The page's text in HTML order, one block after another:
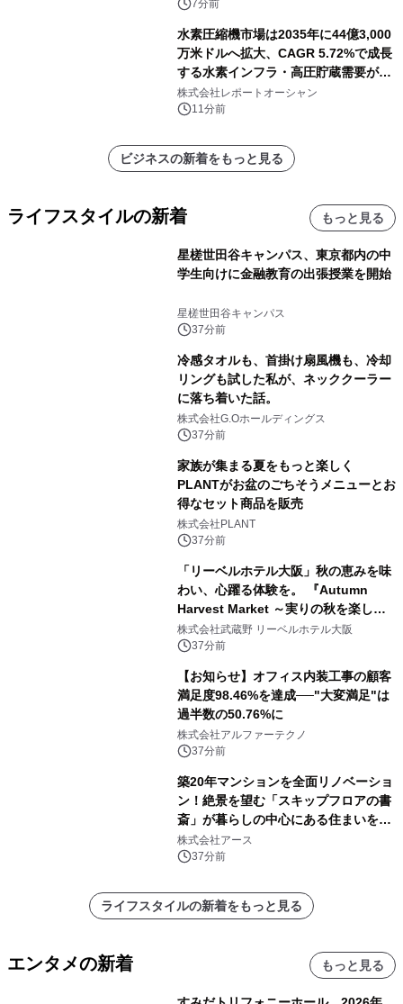
7分前
水素圧縮機市場は2035年に44億3,000
万米ドルへ拡大、CAGR 5.72%で成長
する水素インフラ・高圧貯蔵需要が牽
引する市場
株式会社レポートオーシャン
11分前
ビジネスの新着をもっと見る
ライフスタイルの新着 もっと見る
星槎世田谷キャンパス、東京都内の中
学生向けに金融教育の出張授業を開始
星槎世田谷キャンパス
37分前
冷感タオルも、首掛け扇風機も、冷却
リングも試した私が、ネッククーラー
に落ち着いた話。
株式会社G.Oホールディングス
37分前
家族が集まる夏をもっと楽しく
PLANTがお盆のごちそうメニューとお
得なセット商品を販売
株式会社PLANT
37分前
「リーベルホテル大阪」秋の恵みを味
わい、心躍る体験を。 『Autumn
Harvest Market ～実りの秋を楽しむ
ディナー&スイーツビュッフェ～』を9
月18日より開催！
株式会社武蔵野 リーベルホテル大阪
37分前
【お知らせ】オフィス内装工事の顧客
満足度98.46%を達成──"大変満足"は
過半数の50.76%に
株式会社アルファーテクノ
37分前
築20年マンションを全面リノベーショ
ン！絶景を望む「スキップフロアの書
斎」が暮らしの中心にある住まいを公
開
株式会社アース
37分前
ライフスタイルの新着をもっと見る
エンタメの新着 もっと見る